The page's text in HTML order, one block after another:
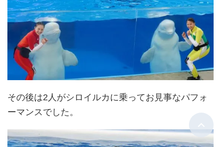
その後は2人がシロイルカに乗ってお見事なパフォ
ーマンスでした。